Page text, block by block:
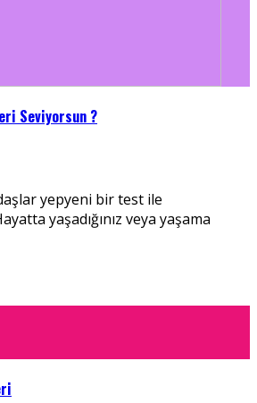
Seviyorsun ?
yepyeni bir test ile
yaşadığınız veya yaşama